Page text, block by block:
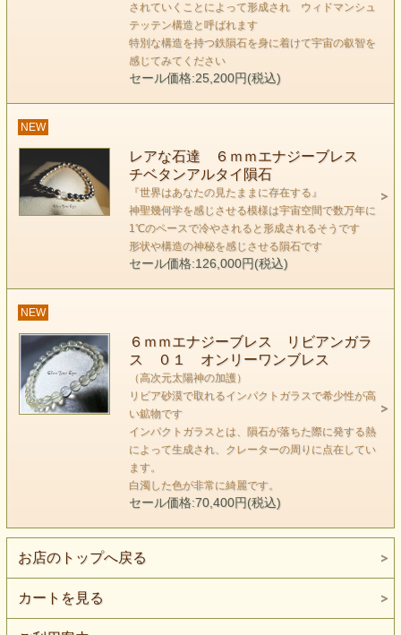
あなたの特別なお守りとなってくれるでしょう。
コンドライト隕石
サハラ砂漠からやってきた隕石、コンドライトです。
されていくことによって形成され ウィドマンシュ
テッテン構造と呼ばれます
特別な構造を持つ鉄隕石を身に着けて宇宙の叡智を
感じてみてください
セール価格:25,200円(税込)
NEW
レアな石達 ６ｍｍエナジーブレス
チベタンアルタイ隕石
『世界はあなたの見たままに存在する』
神聖幾何学を感じさせる模様は宇宙空間で数万年に
1℃のペースで冷やされると形成されるそうです
形状や構造の神秘を感じさせる隕石です
セール価格:126,000円(税込)
NEW
６ｍｍエナジーブレス リビアンガラ
ス ０１ オンリーワンブレス
（高次元太陽神の加護）
リビア砂漠で取れるインパクトガラスで希少性が高
い鉱物です
インパクトガラスとは、隕石が落ちた際に発する熱
によって生成され、クレーターの周りに点在してい
ます。
白濁した色が非常に綺麗です。
セール価格:70,400円(税込)
お店のトップへ戻る
カートを見る